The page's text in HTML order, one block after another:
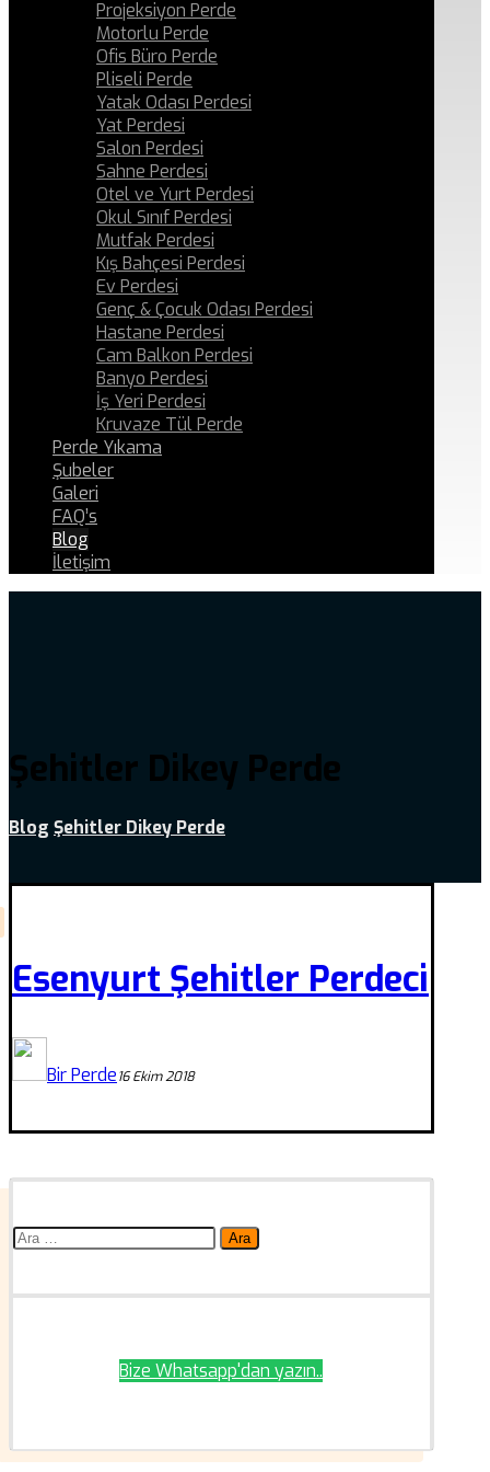
Projeksiyon Perde
Motorlu Perde
Ofis Büro Perde
Pliseli Perde
Yatak Odası Perdesi
Yat Perdesi
Salon Perdesi
Sahne Perdesi
Otel ve Yurt Perdesi
Okul Sınıf Perdesi
Mutfak Perdesi
Kış Bahçesi Perdesi
Ev Perdesi
Genç & Çocuk Odası Perdesi
Hastane Perdesi
Cam Balkon Perdesi
Banyo Perdesi
İş Yeri Perdesi
Kruvaze Tül Perde
Perde Yıkama
Şubeler
Galeri
FAQ’s
Blog
İletişim
Şehitler Dikey Perde
Blog Şehitler Dikey Perde
Esenyurt Şehitler Perdeci
Bir Perde16 Ekim 2018
Arama:
Bize Whatsapp'dan yazın..